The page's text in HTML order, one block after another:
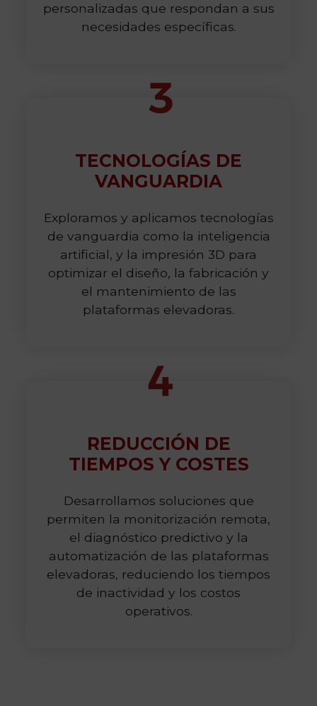
personalizadas que respondan a sus
necesidades específicas.
TECNOLOGÍAS DE
VANGUARDIA
Exploramos y aplicamos tecnologías
de vanguardia como la inteligencia
artificial, y la impresión 3D para
optimizar el diseño, la fabricación y
el mantenimiento de las
plataformas elevadoras.
REDUCCIÓN DE
TIEMPOS Y COSTES
Desarrollamos soluciones que
permiten la monitorización remota,
el diagnóstico predictivo y la
automatización de las plataformas
elevadoras, reduciendo los tiempos
de inactividad y los costos
operativos.